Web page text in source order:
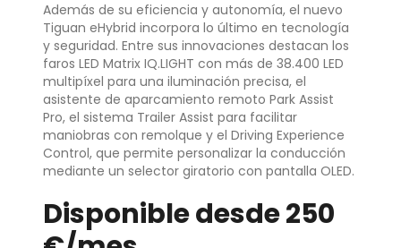
Además de su eficiencia y autonomía, el nuevo
Tiguan eHybrid incorpora lo último en tecnología
y seguridad. Entre sus innovaciones destacan los
faros LED Matrix IQ.LIGHT con más de 38.400 LED
multipíxel para una iluminación precisa, el
asistente de aparcamiento remoto Park Assist
Pro, el sistema Trailer Assist para facilitar
maniobras con remolque y el Driving Experience
Control, que permite personalizar la conducción
mediante un selector giratorio con pantalla OLED.
Disponible desde 250